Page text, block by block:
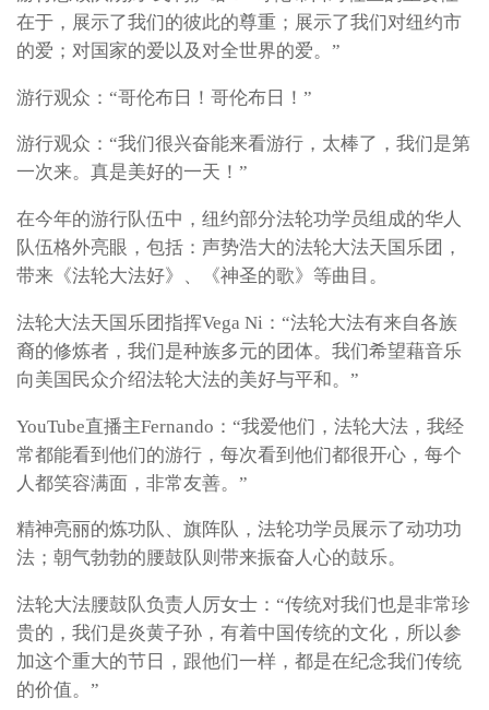
在于，展示了我们的彼此的尊重；展示了我们对纽约市
的爱；对国家的爱以及对全世界的爱。”
游行观众：“哥伦布日！哥伦布日！”
游行观众：“我们很兴奋能来看游行，太棒了，我们是第
一次来。真是美好的一天！”
在今年的游行队伍中，纽约部分法轮功学员组成的华人
队伍格外亮眼，包括：声势浩大的法轮大法天国乐团，
带来《法轮大法好》、《神圣的歌》等曲目。
法轮大法天国乐团指挥Vega Ni：“法轮大法有来自各族
裔的修炼者，我们是种族多元的团体。我们希望藉音乐
向美国民众介绍法轮大法的美好与平和。”
YouTube直播主Fernando：“我爱他们，法轮大法，我经
常都能看到他们的游行，每次看到他们都很开心，每个
人都笑容满面，非常友善。”
精神亮丽的炼功队、旗阵队，法轮功学员展示了动功功
法；朝气勃勃的腰鼓队则带来振奋人心的鼓乐。
法轮大法腰鼓队负责人厉女士：“传统对我们也是非常珍
贵的，我们是炎黄子孙，有着中国传统的文化，所以参
加这个重大的节日，跟他们一样，都是在纪念我们传统
的价值。”